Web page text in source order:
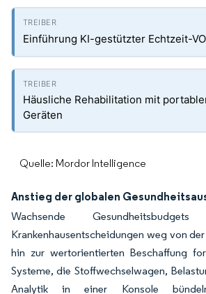
Einführung KI-gestützter Echtzeit-
Häusliche Rehabilitation mit
Geräten
Quelle: Mordor Intelligence
Anstieg der globalen
Wachsende
Krankenhausentscheidungen weg von
hin zur wertorientierten Beschaffung
Systeme, die Stoffwechselwagen,
Analytik in einer Konsole